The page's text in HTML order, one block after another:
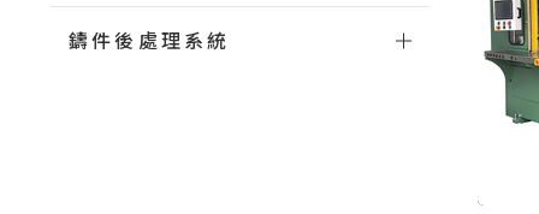
鑄件後處理系統